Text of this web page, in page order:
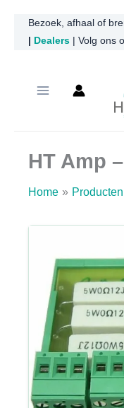
naar
inhoud
Bezoek, afhaal of
Dealers | Volg ons
HT Amp
Home Producten